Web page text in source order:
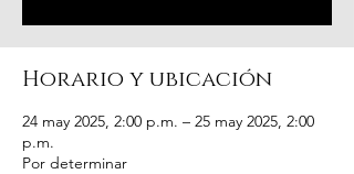
Horario y ubicación
24 may 2025, 2:00 p.m. – 25 may 2025, 2:00
p.m.
Por determinar